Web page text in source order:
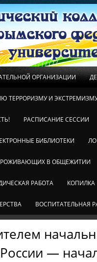
ОРГАНИЗАЦИИ
ТЕРРОРИЗМУ И
РАСПИСАНИЕ СЕССИИ
БИБЛИОТЕКИ
В ОБЩЕЖИТИИ
РАБОТА КОПИЛКА
ВОСПИТАТЕЛЬНАЯ
—